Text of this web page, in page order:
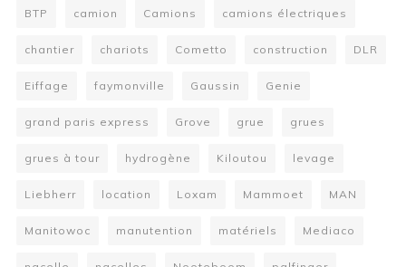
BTP camion Camions camions électriques
chantier chariots Cometto construction DLR
Eiffage faymonville Gaussin Genie
grand paris express Grove grue grues
grues à tour hydrogène Kiloutou levage
Liebherr location Loxam Mammoet MAN
Manitowoc manutention matériels Mediaco